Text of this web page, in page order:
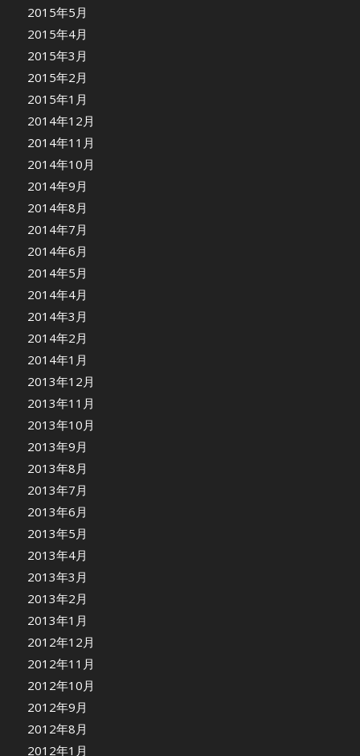
2015年5月
2015年4月
2015年3月
2015年2月
2015年1月
2014年12月
2014年11月
2014年10月
2014年9月
2014年8月
2014年7月
2014年6月
2014年5月
2014年4月
2014年3月
2014年2月
2014年1月
2013年12月
2013年11月
2013年10月
2013年9月
2013年8月
2013年7月
2013年6月
2013年5月
2013年4月
2013年3月
2013年2月
2013年1月
2012年12月
2012年11月
2012年10月
2012年9月
2012年8月
2012年1月